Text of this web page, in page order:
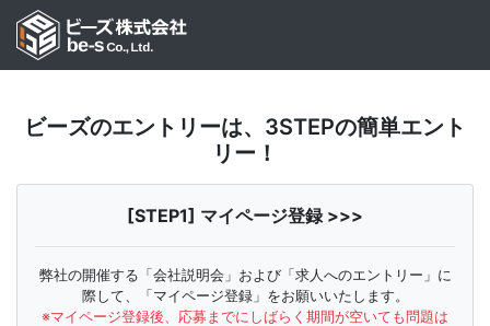
ビーズのエントリーは、3STEPの簡単エント
リー！
[STEP1] マイページ登録 >>>
弊社の開催する「会社説明会」および「求人へのエントリー」に
際して、「マイページ登録」をお願いいたします。
※マイページ登録後、応募までにしばらく期間が空いても問題は